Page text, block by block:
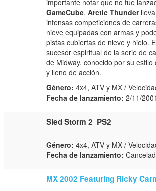
GameCube.Arctic Thunder
intensas competiciones de
nieve equipadas con armas y
pistas cubiertas de nieve y hielo.
sucesor espiritual de la serie de
de Midway, conocido por su
y lleno de acción.
Género: 4x4, ATV y MX /
Fecha de lanzamiento: 2/11/2001
Sled Storm 2 PS2
Género: 4x4, ATV y MX /
Fecha de lanzamiento:
MX 2002 Featuring Ricky